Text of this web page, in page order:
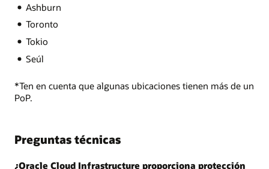
Ashburn
Toronto
Tokio
Seúl
*Ten en cuenta que algunas ubicaciones tienen más de un
PoP.
Preguntas técnicas
¿Oracle Cloud Infrastructure proporciona protección